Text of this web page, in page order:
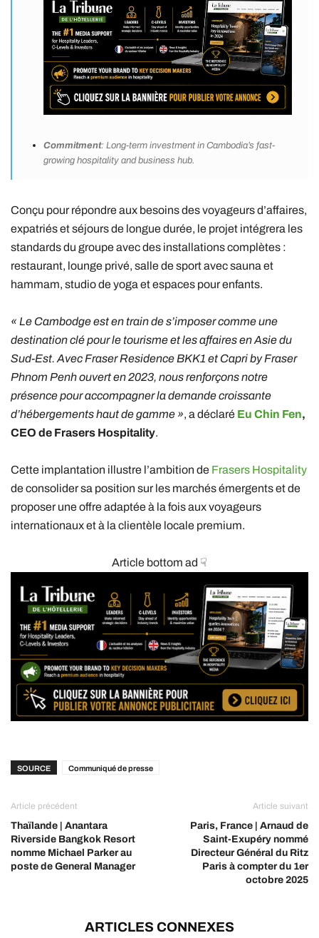
Commitment: Long-term investment in Cambodia’s fast-
growing hospitality and business hub.
Conçu pour répondre aux besoins des voyageurs d’affaires,
expatriés et séjours de longue durée, le projet intégrera les
standards du groupe avec des installations complètes :
restaurant, lounge privé, salle de sport avec sauna et
hammam, studio de yoga et espaces pour enfants.
« Le Cambodge est en train de s’imposer comme une
destination clé pour le tourisme et les affaires en Asie du
Sud-Est. Avec Fraser Residence BKK1 et Capri by Fraser
Phnom Penh ouvert en 2023, nous renforçons notre
présence pour accompagner la demande croissante
d’hébergements haut de gamme », a déclaré Eu Chin Fen,
CEO de Frasers Hospitality.
Cette implantation illustre l’ambition de Frasers Hospitality
de consolider sa position sur les marchés émergents et de
proposer une offre adaptée à la fois aux voyageurs
internationaux et à la clientèle locale premium.
Article bottom ad ☟
SOURCE Communiqué de presse
Article précédent
Thaïlande | Anantara
Riverside Bangkok Resort
nomme Michael Parker au
poste de General Manager
Article suivant
Paris, France | Arnaud de
Saint-Exupéry nommé
Directeur Général du Ritz
Paris à compter du 1er
octobre 2025
ARTICLES CONNEXES